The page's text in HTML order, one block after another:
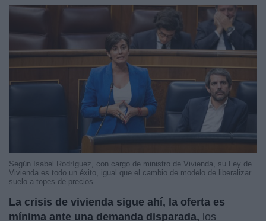
Según Isabel Rodríguez, con cargo de ministro de Vivienda, su Ley de
Vivienda es todo un éxito, igual que el cambio de modelo de liberalizar
suelo a topes de precios
La crisis de vivienda sigue ahí, la oferta es
mínima ante una demanda disparada, los